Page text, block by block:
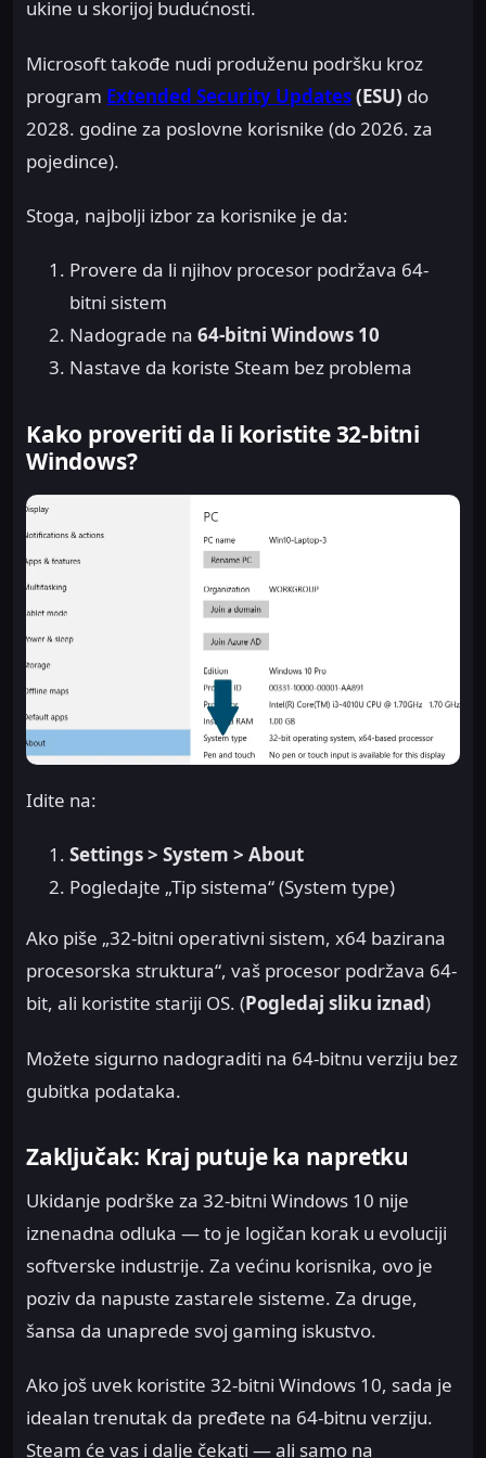
ukinе u skorijoj budućnosti.
Microsoft takođe nudi produženu podršku kroz
program Extended Security Updates(ESU) do
2028. godine za poslovne korisnike (do 2026. za
pojedince).
Stoga, najbolji izbor za korisnike je da:
Provere da li njihov procesor podržava 64-
bitni sistem
Nadograde na 64-bitni Windows 10
Nastave da koriste Steam bez problema
Kako proveriti da li koristite 32-bitni
Windows?
Idite na:
Settings > System > About
Pogledajte „Tip sistema“ (System type)
Ako piše „32-bitni operativni sistem, x64 bazirana
procesorska struktura“, vaš procesor podržava 64-
bit, ali koristite stariji OS. (Pogledaj sliku iznad)
Možete sigurno nadograditi na 64-bitnu verziju bez
gubitka podataka.
Zaključak: Kraj putuje ka napretku
Ukidanje podrške za 32-bitni Windows 10 nije
iznenadna odluka — to je logičan korak u evoluciji
softverske industrije. Za većinu korisnika, ovo je
poziv da napuste zastarele sisteme. Za druge,
šansa da unaprede svoj gaming iskustvo.
Ako još uvek koristite 32-bitni Windows 10, sada je
idealan trenutak da pređete na 64-bitnu verziju.
Steam će vas i dalje čekati — ali samo na